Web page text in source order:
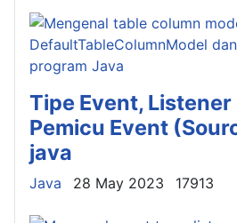
Tipe Event, Listener
Pemicu Event
java
Details
Java 28 May 2023 17913